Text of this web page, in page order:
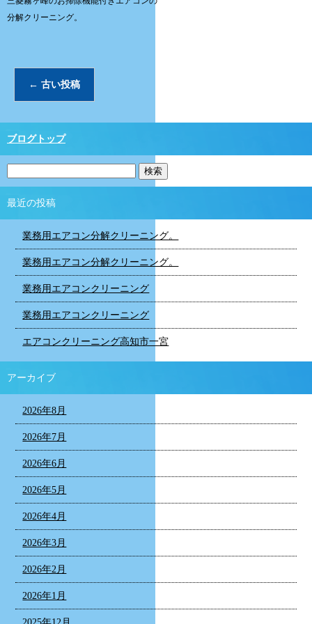
分解クリーニング。
← 古い投稿
ブログトップ
最近の投稿
業務用エアコン分解クリーニング。
業務用エアコン分解クリーニング。
業務用エアコンクリーニング
業務用エアコンクリーニング
エアコンクリーニング高知市一宮
アーカイブ
2026年8月
2026年7月
2026年6月
2026年5月
2026年4月
2026年3月
2026年2月
2026年1月